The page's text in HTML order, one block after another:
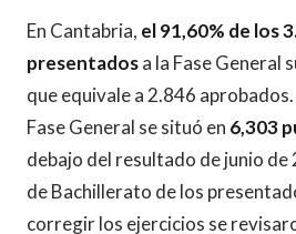
En Cantabria, el 91,60% de los
presentadosa la Fase General
que equivale a 2.846
Fase General se situó en 6,303
debajo del resultado de junio de
de Bachillerato de los
corregir los ejercicios se